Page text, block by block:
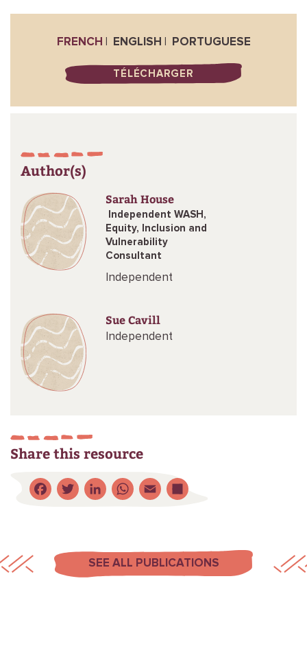
FRENCH ENGLISH PORTUGUESE
TÉLÉCHARGER
Author(s)
Sarah House
Independent WASH,
Equity, Inclusion and
Vulnerability
Consultant
Independent
Sue Cavill
Independent
Share this resource
Facebook
Twitter
LinkedIn
WhatsApp
Email
SEE ALL PUBLICATIONS